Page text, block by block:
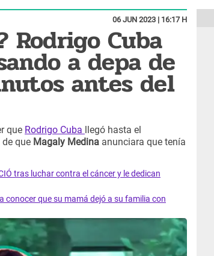
06 JUN 2023 | 16:17 H
Cuba
a depa de
antes del
que Rodrigo Cuba
llegó hasta el
que Magaly Medina anunciara que tenía
tras luchar contra el cáncer y le dedican
conocer que su mamá dejó a su familia con